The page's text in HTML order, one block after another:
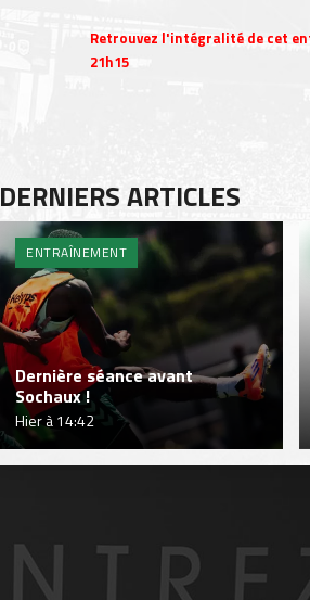
Retrouvez l'intégralité de cet
21h15
DERNIERS ARTICLES
ENTRAÎNEMENT
Dernière séance avant
Sochaux !
Hier à 14:42